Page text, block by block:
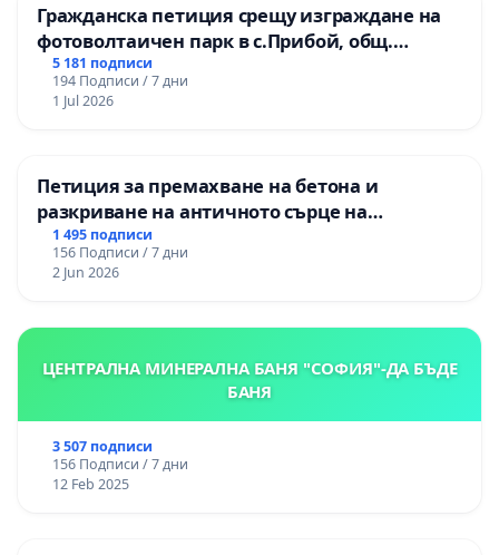
Гражданска петиция срещу изграждане на
фотоволтаичен парк в с.Прибой, общ.
Радомир
5 181 подписи
194 Подписи / 7 дни
1 Jul 2026
Петиция за премахване на бетона и
разкриване на античното сърце на
Могиланската могила във Враца
1 495 подписи
156 Подписи / 7 дни
2 Jun 2026
ЦЕНТРАЛНА МИНЕРАЛНА БАНЯ "СОФИЯ"-ДА БЪДЕ
БАНЯ
3 507 подписи
156 Подписи / 7 дни
12 Feb 2025